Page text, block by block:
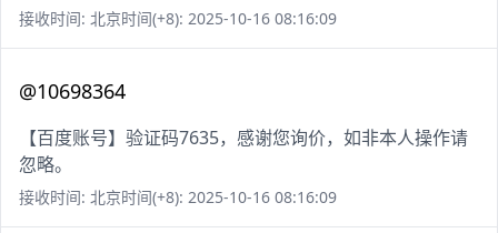
接收时间: 北京时间(+8): 2025-10-16 08:16:09
@10698364
【百度账号】验证码7635，感谢您询价，如非本人操作请
忽略。
接收时间: 北京时间(+8): 2025-10-16 08:16:09